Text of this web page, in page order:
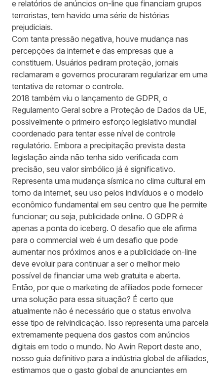
e relatórios de anúncios on-line que financiam grupos
terroristas, tem havido uma série de histórias
prejudiciais.
Com tanta pressão negativa, houve mudança nas
percepções da internet e das empresas que a
constituem. Usuários pediram proteção, jornais
reclamaram e governos procuraram regularizar em uma
tentativa de retomar o controle.
2018 também viu o lançamento de GDPR, o
Regulamento Geral sobre a Proteção de Dados da UE,
possivelmente o primeiro esforço legislativo mundial
coordenado para tentar esse nível de controle
regulatório. Embora a precipitação prevista desta
legislação ainda não tenha sido verificada com
precisão, seu valor simbólico já é significativo.
Representa uma mudança sísmica no clima cultural em
torno da internet, seu uso pelos indivíduos e o modelo
econômico fundamental em seu centro que lhe permite
funcionar; ou seja, publicidade online. O GDPR é
apenas a ponta do iceberg. O desafio que ele afirma
para o commercial web é um desafio que pode
aumentar nos próximos anos e a publicidade on-line
deve evoluir para continuar a ser o melhor meio
possível de financiar uma web gratuita e aberta.
Então, por que o marketing de afiliados pode fornecer
uma solução para essa situação? É certo que
atualmente não é necessário que o status envolva
esse tipo de reivindicação. Isso representa uma parcela
extremamente pequena dos gastos com anúncios
digitais em todo o mundo. No Awin Report deste ano,
nosso guia definitivo para a indústria global de afiliados,
estimamos que o gasto global de anunciantes em